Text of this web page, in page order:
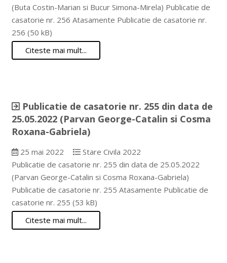
(Buta Costin-Marian si Bucur Simona-Mirela) Publicatie de
casatorie nr. 256 Atasamente Publicatie de casatorie nr.
256 (50 kB)
Citeste mai mult...
Publicatie de casatorie nr. 255 din data de
25.05.2022 (Parvan George-Catalin si Cosma
Roxana-Gabriela)
25 mai 2022
Stare Civila 2022
Publicatie de casatorie nr. 255 din data de 25.05.2022
(Parvan George-Catalin si Cosma Roxana-Gabriela)
Publicatie de casatorie nr. 255 Atasamente Publicatie de
casatorie nr. 255 (53 kB)
Citeste mai mult...